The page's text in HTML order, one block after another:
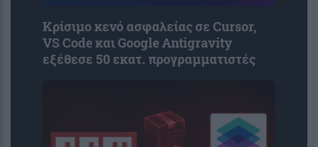
Κρίσιμο κενό ασφαλείας σε Cursor,
VS Code και Google Antigravity
εξέθεσε 50 εκατ. προγραμματιστές